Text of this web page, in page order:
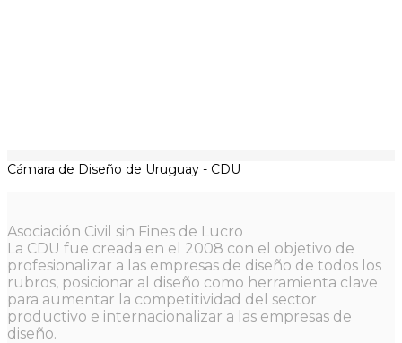
Cámara de Diseño de Uruguay - CDU
Asociación Civil sin Fines de Lucro
La CDU fue creada en el 2008 con el objetivo de
profesionalizar a las empresas de diseño de todos los
rubros, posicionar al diseño como herramienta clave
para aumentar la competitividad del sector
productivo e internacionalizar a las empresas de
diseño.